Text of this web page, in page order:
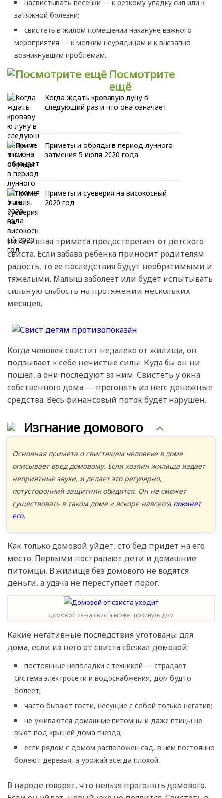
насвистывать песенки — к резкому упадку сил или к
затяжной болезни;
свистеть в жилом помещении накануне важного
мероприятия — к мелким неурядицам и к внезапно
возникнувшим проблемам.
Посмотрите
ещё
Когда ждать кровавую луну в
следующий раз и что она означает
Приметы и обряды в период лунного
затмения 5 июля 2020 года
Приметы и суеверия на високосный
2020 год
Негативная примета предостерегает от детского
свиста. Если забава ребенка приносит родителям
радость, то ее последствия будут необратимыми и
тяжелыми. Малыш заболеет или будет испытывать
сильную слабость на протяжении нескольких
месяцев.
Когда человек свистит недалеко от жилища, он
подзывает к себе нечистые силы. Куда бы он ни
пошел, а они последуют за ним. Свистеть у окна
собственного дома — прогонять из него денежные
средства. Весь финансовый поток будет нарушен.
Изгнание домового
Основная примета о свистящем человеке в доме
описывает вред домовому. Если хозяин жилища издает
неприятные звуки, и делает это регулярно,
потусторонний защитник обидится. Он не сможет
существовать в таком доме и вскоре навсегда покинет
его.
Как только домовой уйдет, сто бед придет на его
место. Первыми пострадают дети и домашние
питомцы. В жилище без домового не водятся
деньги, а удача не переступает порог.
Домовой из-за свиста может покинуть дом
Какие негативные последствия уготованы для
дома, если из него от свиста сбежал домовой:
постоянные неполадки с техникой — страдает
система электросети и водоснабжения, дом будто
болеет;
часто бывают гости, несущие с собой только негатив;
не уживаются домашние питомцы и даже птицы не
вьют под крышей дома гнезда;
если рядом с домом расположен сад, в нем постоянно
болеют деревья, а урожай всегда плохой.
В народе говорят, что нельзя прогонять домового.